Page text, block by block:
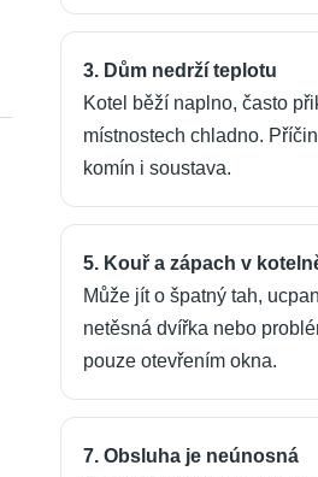
3. Dům nedrží teplotu
Kotel běží naplno, často
místnostech chladno.
komín i soustava.
5. Kouř a zápach v
Může jít o špatný tah,
netěsná dvířka nebo
pouze otevřením okna.
7. Obsluha je neúnosná